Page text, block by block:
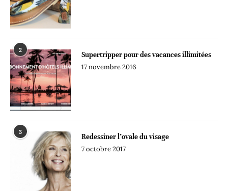
2
Supertripper pour des vacances illimitées
17 novembre 2016
3
Redessiner l’ovale du visage
7 octobre 2017